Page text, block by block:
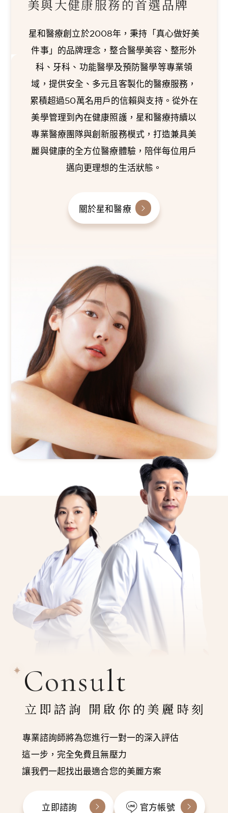
美與大健康服務的首選品牌
星和醫療創立於2008年，秉持「真心做好美
件事」的品牌理念，整合醫學美容、整形外
科、牙科、功能醫學及預防醫學等專業領
域，提供安全、多元且客製化的醫療服務，
累積超過50萬名用戶的信賴與支持。從外在
美學管理到內在健康照護，星和醫療持續以
專業醫療團隊與創新服務模式，打造兼具美
麗與健康的全方位醫療體驗，陪伴每位用戶
邁向更理想的生活狀態。
關於星和醫療
Consult
立即諮詢 開啟你的美麗時刻
專業諮詢師將為您進行一對一的深入評估
這一步，完全免費且無壓力
讓我們一起找出最適合您的美麗方案
立即諮詢 官方帳號